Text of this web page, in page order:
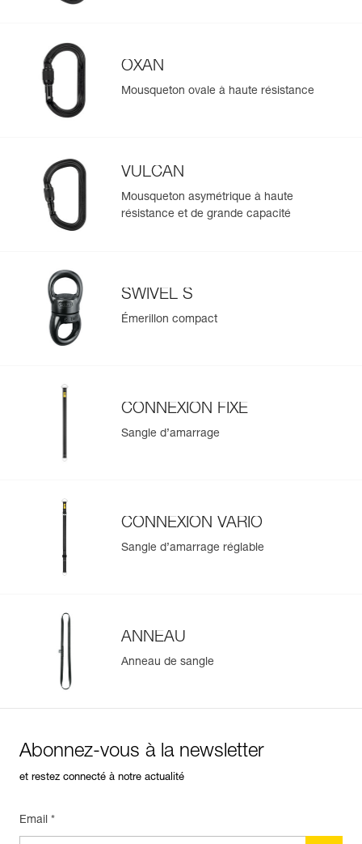
OXAN
Mousqueton ovale à haute résistance
VULCAN
Mousqueton asymétrique à haute
résistance et de grande capacité
SWIVEL S
Émerillon compact
CONNEXION FIXE
Sangle d’amarrage
CONNEXION VARIO
Sangle d’amarrage réglable
ANNEAU
Anneau de sangle
Abonnez-vous à la newsletter
et restez connecté à notre actualité
Email *